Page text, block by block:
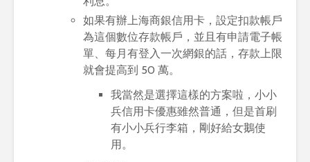
如果有辦上海商銀信用卡，設定扣款帳戶
為這個數位存款帳戶，並且有申請電子帳
單、每月有登入一次網銀的話，存款上限
就會提高到 50 萬。
我當然是選擇這樣的方案啦，小小
兵信用卡優惠雖然普通，但是首刷
有小小兵行李箱，剛好給女鵝使
用。